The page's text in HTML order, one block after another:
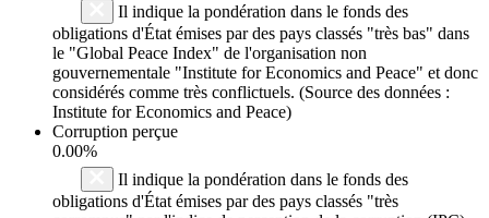
Il indique la pondération dans le fonds des
obligations d'État émises par des pays classés "très bas" dans
le "Global Peace Index" de l'organisation non
gouvernementale "Institute for Economics and Peace" et donc
considérés comme très conflictuels. (Source des données :
Institute for Economics and Peace)
Corruption perçue
0.00%
Il indique la pondération dans le fonds des
obligations d'État émises par des pays classés "très